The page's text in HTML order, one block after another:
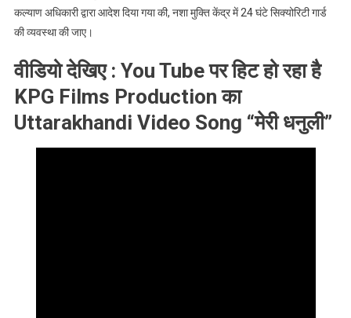
कल्याण अधिकारी द्वारा आदेश दिया गया की, नशा मुक्ति केंद्र में 24 घंटे सिक्योरिटी गार्ड
की व्यवस्था की जाए।
वीडियो देखिए : You Tube पर हिट हो रहा है
KPG Films Production का
Uttarakhandi Video Song “मेरी धनुली”